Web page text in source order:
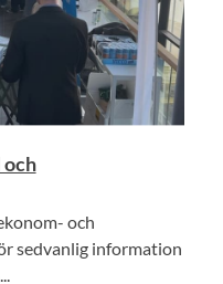
och
sedvanlig information